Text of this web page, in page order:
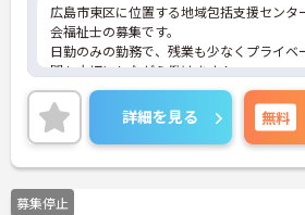
広島市東区に位置する地域包括支援センタ
会福祉士の募集です。
日勤のみの勤務で、残業も少なくプライベ
間も大切にしながら働けます！
ご興味ある方には、面接のポイントなど、
細をお話致しますのでお気軽にご相談くだ
詳細を見る 無料
募集停止